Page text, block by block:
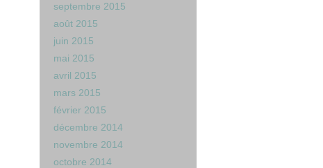
septembre 2015
août 2015
juin 2015
mai 2015
avril 2015
mars 2015
février 2015
décembre 2014
novembre 2014
octobre 2014